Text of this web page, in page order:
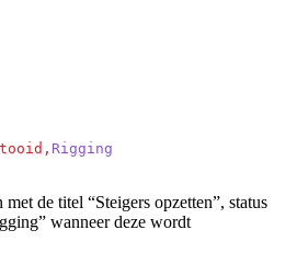
Rigging
de titel “Steigers opzetten”, status
wanneer deze wordt